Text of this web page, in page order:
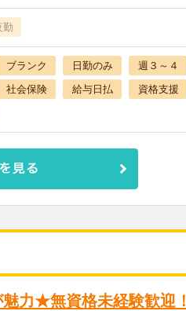
勤
ブランク 日勤のみ
週３～４
社会保険 給与日払
資格支援
力★無資格未経験歓迎！